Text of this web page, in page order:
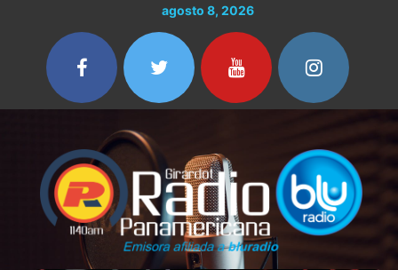
contenido
agosto 8, 2026